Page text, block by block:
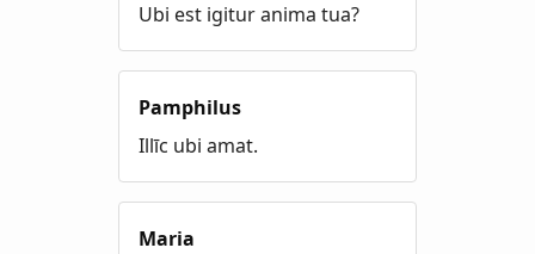
Ubi est igitur anima tua?
Pamphilus
Illīc ubi amat.
Maria